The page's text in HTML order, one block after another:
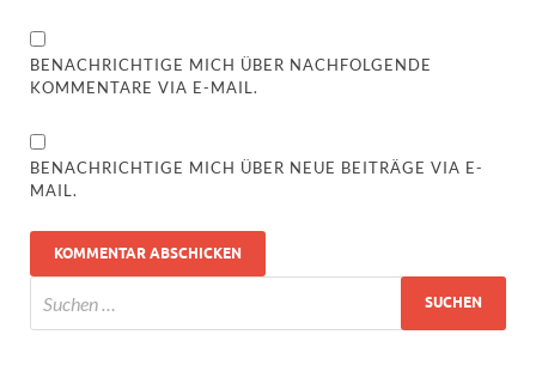
BENACHRICHTIGE MICH ÜBER NACHFOLGENDE
KOMMENTARE VIA E-MAIL.
BENACHRICHTIGE MICH ÜBER NEUE BEITRÄGE VIA E-
MAIL.